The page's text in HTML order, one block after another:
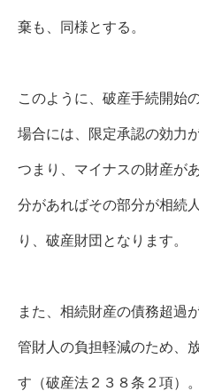
棄も、同様とする。
このように、破産手続開始
場合には、限定承認の効力
つまり、マイナスの財産が
分があればその部分が相続
り、破産財団となります。
また、相続財産の債務超過
管財人の負担軽減のため、
す（破産法２３８条２項）。